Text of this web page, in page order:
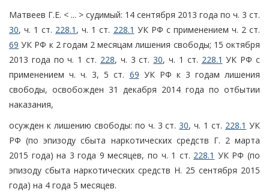
Матвеев Г.Е. < ... > судимый: 14 сентября 2013 года по ч. 3 ст.
30, ч. 1 ст. 228.1 , ч. 1 ст. 228.1 УК РФ с применением ч. 2 ст.
69 УК РФ к 2 годам 2 месяцам лишения свободы; 15 октября
2013 года по ч. 1 ст. 228, ч. 3 ст.30, ч. 1 ст. 228.1 УК РФ с
применением ч. ч. 3, 5 ст. 69 УК РФ к 3 годам лишения
свободы, освобожден 31 декабря 2014 года по отбытии
наказания,
осужден к лишению свободы: по ч. 3 ст.30, ч. 1 ст. 228.1 УК
РФ (по эпизоду сбыта наркотических средств Г. 2 марта
2015 года) на 3 года 9 месяцев, по ч. 1 ст. 228.1 УК РФ (по
эпизоду сбыта наркотических средств Н. 25 сентября 2015
года) на 4 года 5 месяцев.